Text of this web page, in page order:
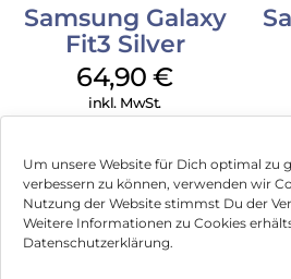
Um unsere Website für Dich optimal zu
verbessern zu können, verwenden wir
Nutzung der Website stimmst Du der
Weitere Informationen zu Cookies
Datenschutzerklärung.
Samsung Galaxy
Fit3 Silver
64,90€
inkl. MwSt.
Impressum